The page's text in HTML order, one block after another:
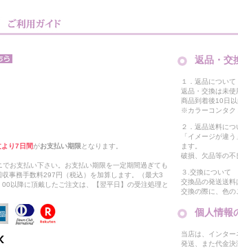
より7日間がお支払い期限 となります。
お支払い下さい。お支払い期限を一定期間過ぎても
事務手数料297円（税込）を加算します。（最大3
以降に頂戴したご注文は、【翌平日】の受注処理と
返品・交
１．返品について
返品・交換は未使
商品到着後10日
※カラーコンタク
２．返品送料につ
「イメージが違
ます。
破損、欠品等の不
３.交換について
交換品の発送送料
交換の際に、色の
個人情報
当店は、インタ
発送、また代金決